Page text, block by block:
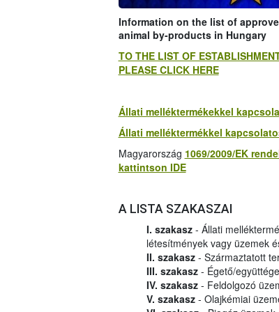
Information on the list of
animal by-products in Hungary
TO THE LIST OF
PLEASE CLICK HERE
Állati melléktermékekkel
Állati melléktermékkel
Magyarország 1069/2009/EK
kattintson IDE
A LISTA SZAKASZAI
I. szakasz - Állati
létesítmények vagy üzemek
II. szakasz - Származtatott
III. szakasz- Égető/
IV. szakasz- Feldolgozó
V. szakasz- Olajkémiai